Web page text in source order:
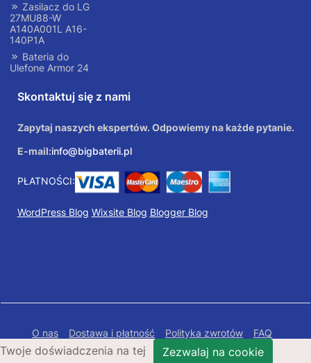
Zasilacz do LG
27MU88-W
A140A001L A16-
140P1A
Bateria do
Ulefone Armor 24
Skontaktuj się z nami
Zapytaj naszych ekspertów. Odpowiemy na każde pytanie.
E-mail:info@bigbaterii.pl
PŁATNOŚCI:
WordPress Blog Wixsite Blog Blogger Blog
O nas Dostawa i płatność Polityka zwrotów
FAQ
Polityka prywatności
Mapa Strony
Twoje doświadczenia na tej Zezwalaj na cookie